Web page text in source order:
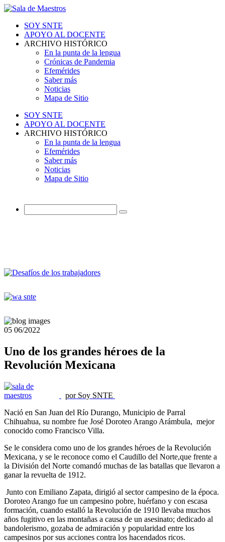
SOY SNTE
APOYO AL DOCENTE
ARCHIVO HISTÓRICO
En la punta de la lengua
Crónicas de Pandemia
Efemérides
Saber más
Noticias
Mapa de Sitio
SOY SNTE
APOYO AL DOCENTE
ARCHIVO HISTÓRICO
En la punta de la lengua
Efemérides
Saber más
Noticias
Mapa de Sitio
05 06/2022
Uno de los grandes héroes de la
Revolución Mexicana
por Soy SNTE
Nació en San Juan del Río Durango, Municipio de Parral
Chihuahua, su nombre fue José Doroteo Arango Arámbula, mejor
conocido como Francisco Villa.
Se le considera como uno de los grandes héroes de la Revolución
Mexicana, y se le reconoce como el Caudillo del Norte,que frente a
la División del Norte comandó muchas de las batallas que llevaron a
ganar la revuelta de 1912.
Junto con Emiliano Zapata, dirigió al sector campesino de la época.
Doroteo Arango fue un campesino pobre, huérfano y con escasa
formación, cuando estalló la Revolución de 1910 llevaba muchos
años fugitivo en las montañas a causa de un asesinato; dedicado al
bandolerismo, gozaba de admiración y popularidad entre los
campesinos por sus acciones contra los hacendados ricos.